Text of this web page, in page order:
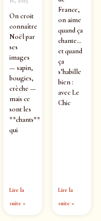
On croit
connaître
Noël par
ses
images
— sapin,
bougies,
crèche —
mais ce
sont les
**chants**
qui
Lire la
suite »
France,
on aime
quand ça
chante…
et quand
ça
s’habille
bien :
avec Le
Chic
Lire la
suite »